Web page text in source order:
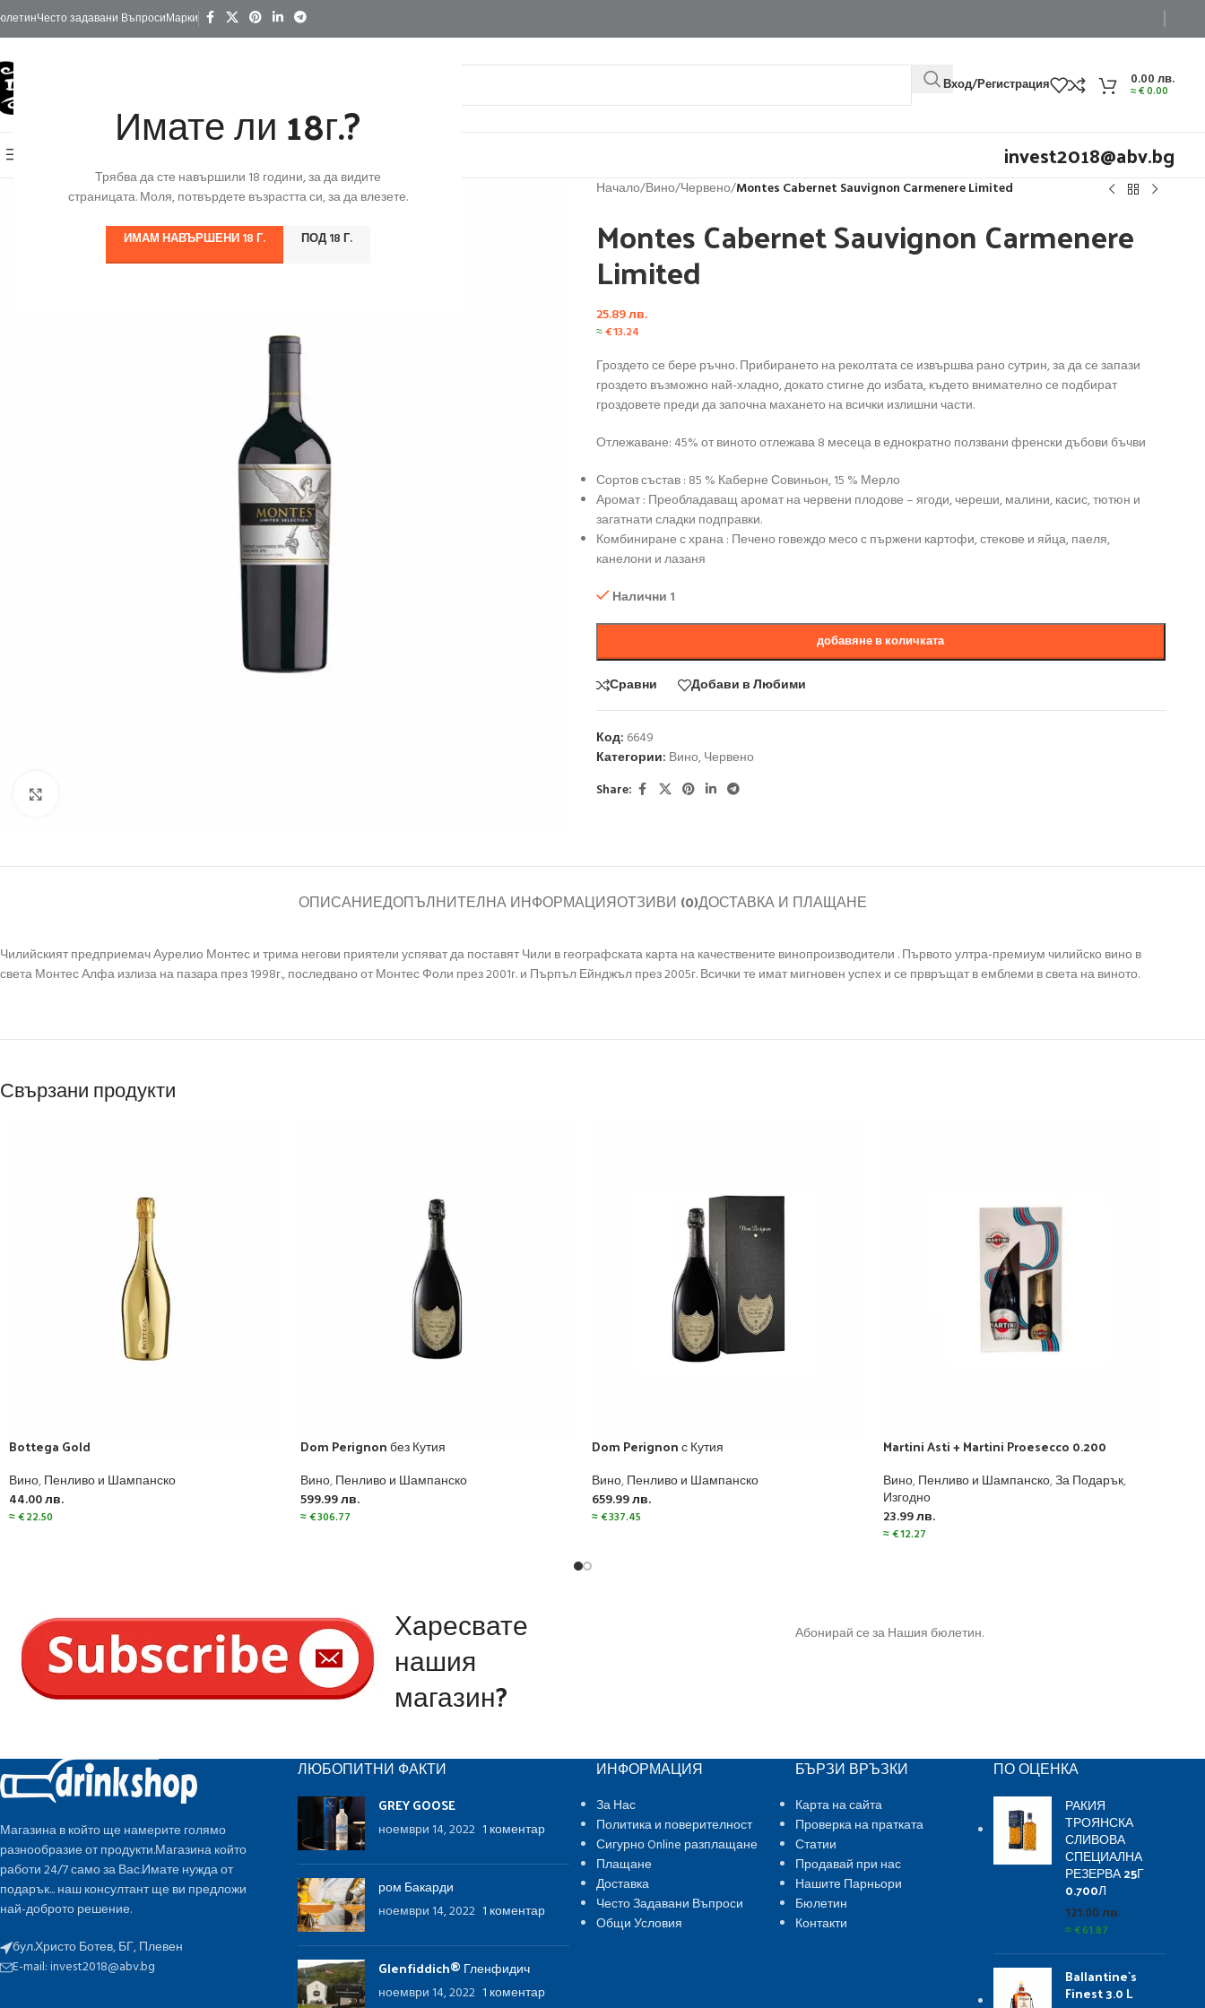
Имате ли 18г.?
Трябва да сте навършили 18 години, за да видите
страницата. Моля, потвърдете възрастта си, за да влезете.
ИМАМ НАВЪРШЕНИ 18 Г. ПОД 18 Г.
Често задавани ВъпросиМарки
Вход/Регистрация 0.00лв.
≈€0.00
invest2018@abv.bg
Начало/Вино/Червено/Montes Cabernet Sauvignon Carmenere Limited
Montes Cabernet Sauvignon Carmenere
Limited
25.89лв.
≈€13.24
Гроздето се бере ръчно. Прибирането на реколтата се извършва рано сутрин, за да се запази
гроздето възможно най-хладно, докато стигне до избата, където внимателно се подбират
гроздовете преди да започна махането на всички излишни части.
Отлежаване: 45% от виното отлежава 8 месеца в еднократно ползвани френски дъбови бъчви
Сортов състав : 85 % Каберне Совиньон, 15 % Мерло
Аромат : Преобладаващ аромат на червени плодове – ягоди, череши, малини, касис, тютюн и
загатнати сладки подправки.
Комбиниране с храна : Печено говеждо месо с пържени картофи, стекове и яйца, паеля,
канелони и лазаня
Налични 1
добавяне в количката
Сравни Добави в Любими
Код: 6649
Категории: Вино,Червено
Share:
ОПИСАНИЕДОПЪЛНИТЕЛНА ИНФОРМАЦИЯОТЗИВИ (0)ДОСТАВКА И ПЛАЩАНЕ
Чилийският предприемач Аурелио Монтес и трима негови приятели успяват да поставят Чили в географската карта на качествените винопроизводители . Първото ултра-премиум чилийско вино в
света Монтес Алфа излиза на пазара през 1998г., последвано от Монтес Фоли през 2001г. и Пърпъл Ейнджъл през 2005г. Всички те имат мигновен успех и се првръщат в емблеми в света на виното.
Свързани продукти
Bottega Gold
Вино,Пенливо и Шампанско
44.00лв.
≈€22.50
Dom Perignon без Кутия
Вино,Пенливо и Шампанско
599.99лв.
≈€306.77
Dom Perignon с Кутия
Вино,Пенливо и Шампанско
659.99лв.
≈€337.45
Martini Asti + Martini Proesecco 0.200
Вино,Пенливо и Шампанско,За Подарък,
Изгодно
23.99лв.
≈€12.27
Харесвате
нашия
магазин?
Абонирай се за Нашия бюлетин.
Магазина в който ще намерите голямо
разнообразие от продукти.Магазина който
работи 24/7 само за Вас.Имате нужда от
подарък... наш консултант ще ви предложи
най-доброто решение.
бул.Христо Ботев, БГ, Плевен
E-mail:invest2018@abv.bg
ЛЮБОПИТНИ ФАКТИ
GREY GOOSE
ноември 14, 2022 1 коментар
ром Бакарди
ноември 14, 2022 1 коментар
Glenfiddich® Гленфидич
ноември 14, 2022 1 коментар
ИНФОРМАЦИЯ
За Нас
Политика и поверителност
Сигурно Online разплащане
Плащане
Доставка
Често Задавани Въпроси
Общи Условия
БЪРЗИ ВРЪЗКИ
Карта на сайта
Проверка на пратката
Статии
Продавай при нас
Нашите Парньори
Бюлетин
Контакти
ПО ОЦЕНКА
РАКИЯ
ТРОЯНСКА
СЛИВОВА
СПЕЦИАЛНА
РЕЗЕРВА 25Г
0.700Л
121.00лв.
≈€61.87
Ballantine`s
Finest 3.0 L